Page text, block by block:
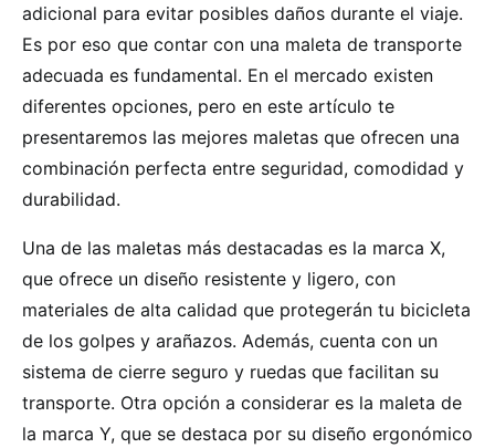
adicional para evitar posibles daños durante el viaje.
Es por eso que contar con una maleta de transporte
adecuada es fundamental. En el mercado existen
diferentes opciones, pero en este artículo te
presentaremos las mejores maletas que ofrecen una
combinación perfecta entre seguridad, comodidad y
durabilidad.
Una de las maletas más destacadas es la marca X,
que ofrece un diseño resistente y ligero, con
materiales de alta calidad que protegerán tu bicicleta
de los golpes y arañazos. Además, cuenta con un
sistema de cierre seguro y ruedas que facilitan su
transporte. Otra opción a considerar es la maleta de
la marca Y, que se destaca por su diseño ergonómico